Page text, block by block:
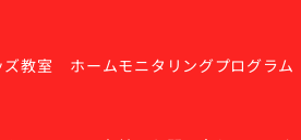
教室 ホームモニタリングプログラム